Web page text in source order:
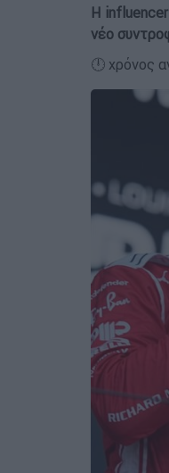
Η influencer
νέο
🕛 χρόνος